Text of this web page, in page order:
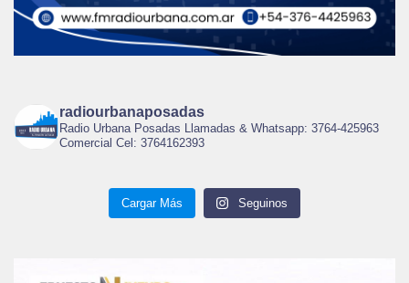
radiourbanaposadas
Radio Urbana Posadas Llamadas & Whatsapp: 3764-425963
Comercial Cel: 3764162393
Cargar Más Seguinos